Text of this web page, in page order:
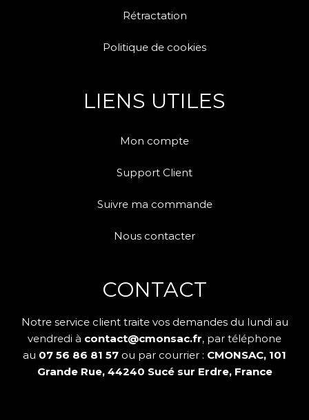
Rétractation
Politique de cookies
LIENS UTILES
Mon compte
Support Client
Suivre ma commande
Nous contacter
CONTACT
Notre service client traite vos demandes du lundi au
vendredi à contact@cmonsac.fr, par téléphone
au 07 56 86 81 57 ou par courrier : CMONSAC, 101
Grande Rue, 44240 Sucé sur Erdre, France